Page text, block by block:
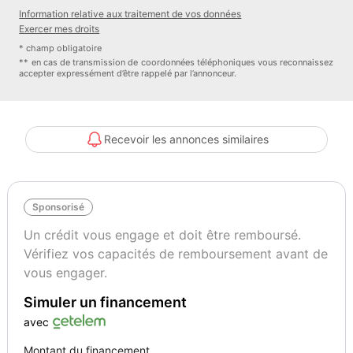
- Navette gratuite jusqu'au centre-ville
- A visiter : le Puy du fou, l'île de ré, fort boyard, les salines, les
sables d'olonne...
🌊 Camping ouvert de Mars à Octobre.
camping
- Possibilité de récupérer la TVA soit -20% sur le prix d'achat grâce
- PAS d'impôt foncier, PAS de frais de notaire, PAS de taxe
d'habitation
📞 Contactez votre conseiller dès maintenant pour plus de
renseignement et prise de RDV même les week-ends. Le prix
indiqué ne comprend pas les options éventuelles.
Nombre de couchages
Longueur
8
Information relative aux traitement de vos données
Exercer mes droits
* champ obligatoire
** en cas de transmission de coordonnées téléphoniques vous reconnaissez
accepter expressément d’être rappelé par l’annonceur.
Recevoir les annonces similaires
Sponsorisé
Un crédit vous engage et doit être remboursé.
Vérifiez vos capacités de remboursement avant de
vous engager.
Simuler un financement
avec